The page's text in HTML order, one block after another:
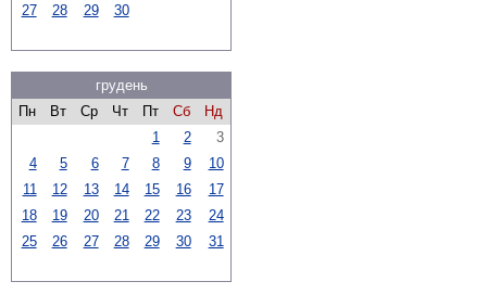
27
28 29 30
грудень
Пн
Вт Ср Чт Пт Сб
Нд
1
2
3
4
5 6 7 8 9
10
11
12 13 14 15 16
17
18
19 20 21 22 23
24
25
26 27 28 29 30 31